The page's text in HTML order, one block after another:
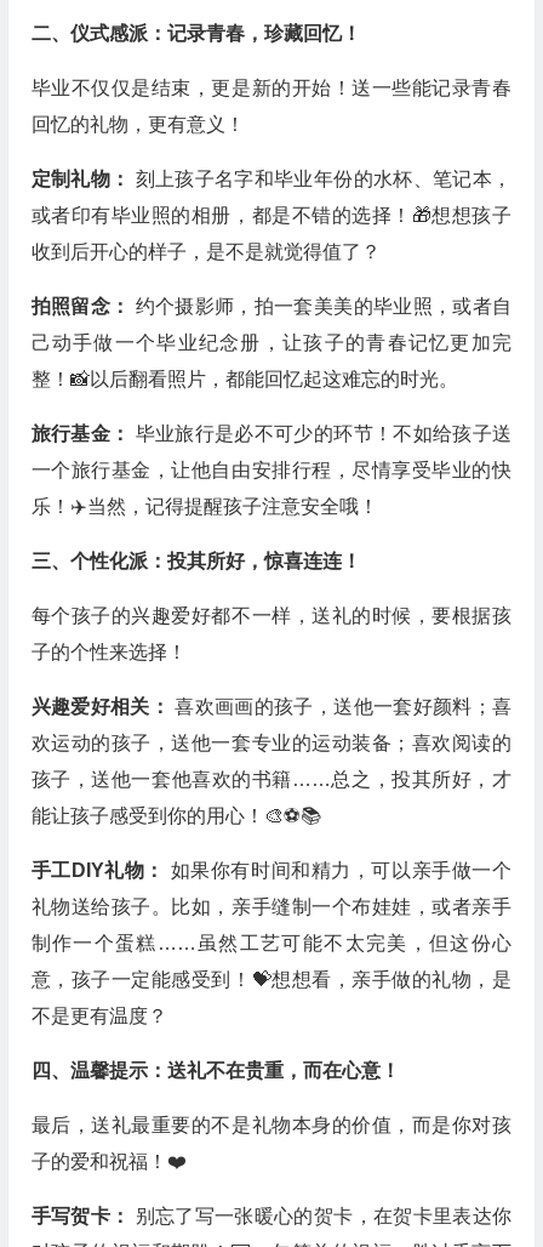
二、仪式感派：记录青春，珍藏回忆！
毕业不仅仅是结束，更是新的开始！送一些能记录青春
回忆的礼物，更有意义！
定制礼物： 刻上孩子名字和毕业年份的水杯、笔记本，
或者印有毕业照的相册，都是不错的选择！🎁想想孩子
收到后开心的样子，是不是就觉得值了？
拍照留念： 约个摄影师，拍一套美美的毕业照，或者自
己动手做一个毕业纪念册，让孩子的青春记忆更加完
整！📸以后翻看照片，都能回忆起这难忘的时光。
旅行基金： 毕业旅行是必不可少的环节！不如给孩子送
一个旅行基金，让他自由安排行程，尽情享受毕业的快
乐！✈️当然，记得提醒孩子注意安全哦！
三、个性化派：投其所好，惊喜连连！
每个孩子的兴趣爱好都不一样，送礼的时候，要根据孩
子的个性来选择！
兴趣爱好相关：喜欢画画的孩子，送他一套好颜料；喜
欢运动的孩子，送他一套专业的运动装备；喜欢阅读的
孩子，送他一套他喜欢的书籍……总之，投其所好，才
能让孩子感受到你的用心！🎨⚽️📚
手工DIY礼物： 如果你有时间和精力，可以亲手做一个
礼物送给孩子。比如，亲手缝制一个布娃娃，或者亲手
制作一个蛋糕……虽然工艺可能不太完美，但这份心
意，孩子一定能感受到！💝想想看，亲手做的礼物，是
不是更有温度？
四、温馨提示：送礼不在贵重，而在心意！
最后，送礼最重要的不是礼物本身的价值，而是你对孩
子的爱和祝福！❤️
手写贺卡： 别忘了写一张暖心的贺卡，在贺卡里表达你